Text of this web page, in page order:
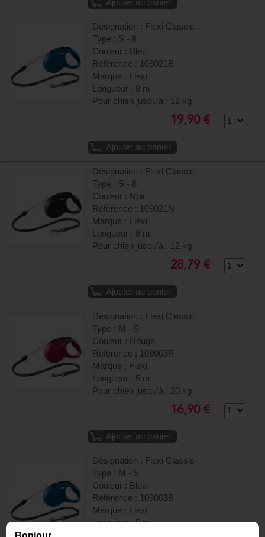
Ajouter au panier
Désignation : Flexi Classic
Type : S - 8
Couleur : Bleu
Référence : 109021B
Marque : Flexi
Longueur : 8 m
Pour chien jusqu'à : 12 kg
19,90 €
Ajouter au panier
Désignation : Flexi Classic
Type : S - 8
Couleur : Noir
Référence : 109021N
Marque : Flexi
Longueur : 8 m
Pour chien jusqu'à : 12 kg
28,79 €
Ajouter au panier
Désignation : Flexi Classic
Type : M - 5
Couleur : Rouge
Référence : 109003R
Marque : Flexi
Longueur : 5 m
Pour chien jusqu'à : 20 kg
16,90 €
Ajouter au panier
Désignation : Flexi Classic
Type : M - 5
Couleur : Bleu
Référence : 109003B
Marque : Flexi
Longueur : 5 m